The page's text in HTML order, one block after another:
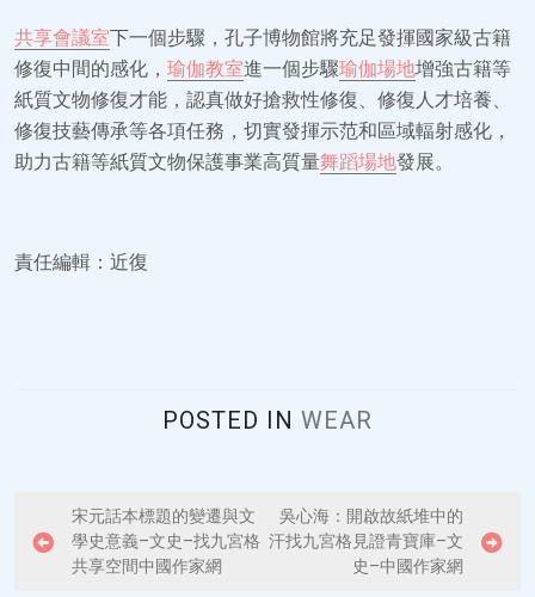
共享會議室下一個步驟，孔子博物館將充足發揮國家級古籍
修復中間的感化， 瑜伽教室進一個步驟瑜伽場地增強古籍等
紙質文物修復才能，認真做好搶救性修復、修復人才培養、
修復技藝傳承等各項任務，切實發揮示范和區域輻射感化，
助力古籍等紙質文物保護事業高質量舞蹈場地發展。
責任編輯：近復
POSTED IN WEAR
o
宋元話本標題的變遷與文
學史意義–文史–找九宮格
共享空間中國作家網
吳心海：開啟故紙堆中的
汗找九宮格見證青寶庫–文
史–中國作家網